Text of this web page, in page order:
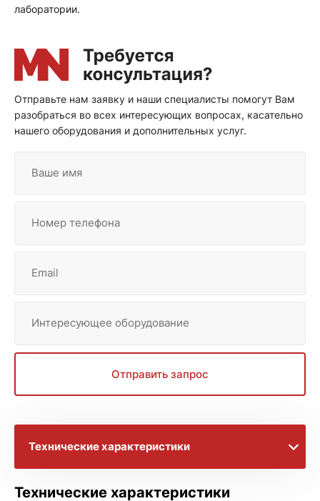
лаборатории.
Отправьте нам заявку и наши специалисты помогут Вам
разобраться во всех интересующих вопросах, касательно
нашего оборудования и дополнительных услуг.
Ваше имя
Номер телефона
Email
Интересующее оборудование
Отправить запрос
Технические характеристики
Видеоматериалы
Технические характеристики